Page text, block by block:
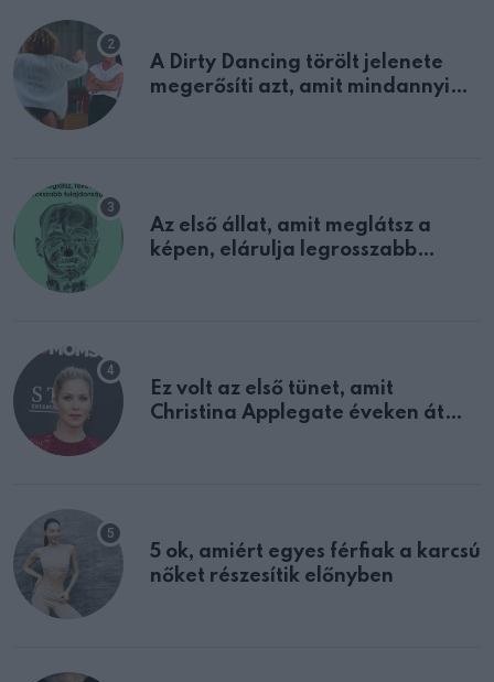
A Dirty Dancing törölt jelenete
megerősíti azt, amit mindannyian
Az első állat, amit meglátsz a
képen, elárulja legrosszabb
Ez volt az első tünet, amit
Christina Applegate éveken át
5 ok, amiért egyes férfiak a karcsú
nőket részesítik előnyben